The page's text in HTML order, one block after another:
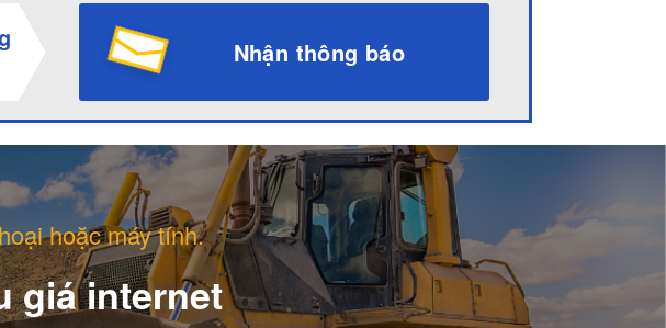
Nhận thông báo
hoặc máy tính.
giá internet